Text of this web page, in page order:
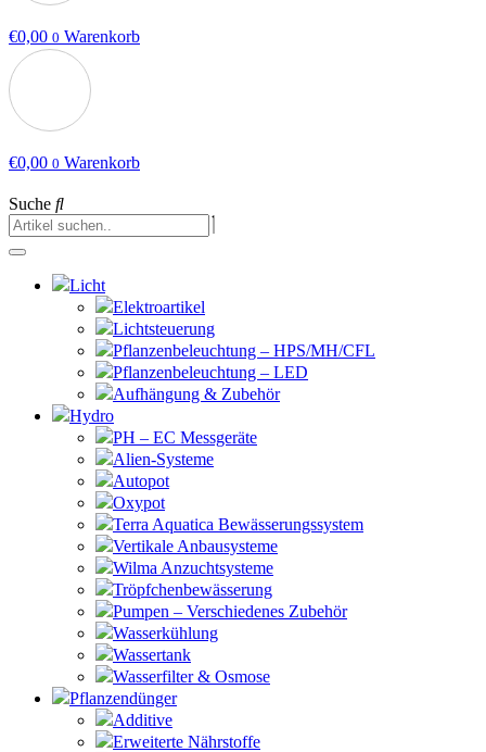
€0,00 0 Warenkorb
€0,00 0 Warenkorb
Suche
Licht
Elektroartikel
Lichtsteuerung
Pflanzenbeleuchtung – HPS/MH/CFL
Pflanzenbeleuchtung – LED
Aufhängung & Zubehör
Hydro
PH – EC Messgeräte
Alien-Systeme
Autopot
Oxypot
Terra Aquatica Bewässerungssystem
Vertikale Anbausysteme
Wilma Anzuchtsysteme
Tröpfchenbewässerung
Pumpen – Verschiedenes Zubehör
Wasserkühlung
Wassertank
Wasserfilter & Osmose
Pflanzendünger
Additive
Erweiterte Nährstoffe